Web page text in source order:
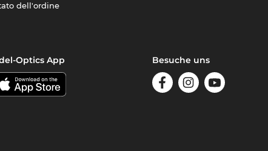
dell'ordine
Optics App Besuche uns